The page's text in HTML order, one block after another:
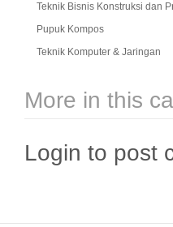
Teknik Bisnis Konstruksi dan
Pupuk Kompos
Teknik Komputer & Jaringan
More in this
Login to post